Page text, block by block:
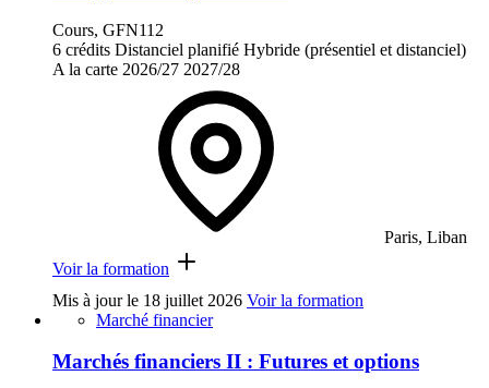
Cours, GFN112
6 crédits Distanciel planifié Hybride (présentiel et distanciel)
A la carte 2026/27 2027/28
Paris, Liban
Voir la formation
Mis à jour le 18 juillet 2026 Voir la formation
Marché financier
Marchés financiers II : Futures et options